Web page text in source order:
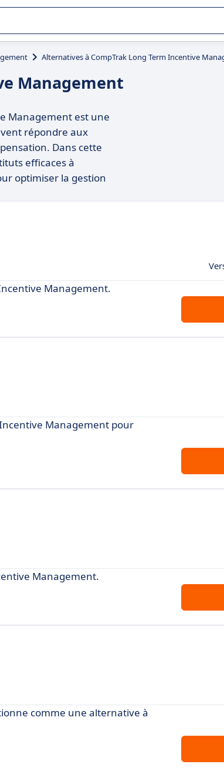
en entreprise.
Alternatives à CompTrak Long Term Incentive
Management
Management est une
répondre aux
Dans cette
efficaces à
optimiser la gestion
Management.
Management pour
Management.
comme une alternative à